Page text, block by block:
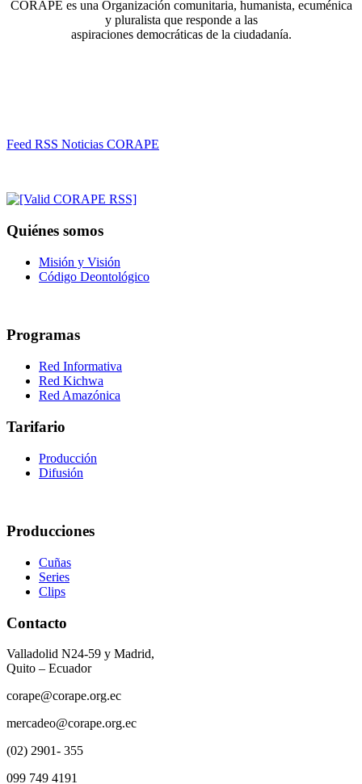
CORAPE es una Organización comunitaria, humanista, ecuménica
y pluralista que responde a las
aspiraciones democráticas de la ciudadanía.
Feed RSS Noticias CORAPE
Quiénes somos
Misión y Visión
Código Deontológico
Programas
Red Informativa
Red Kichwa
Red Amazónica
Tarifario
Producción
Difusión
Producciones
Cuñas
Series
Clips
Contacto
Valladolid N24-59 y Madrid,
Quito – Ecuador
corape@corape.org.ec
mercadeo@corape.org.ec
(02) 2901- 355
099 749 4191